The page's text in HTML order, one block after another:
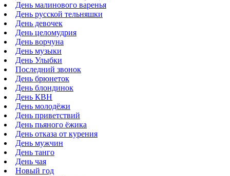
День малинового варенья
День русской тельняшки
День девочек
День целомудрия
День ворчуна
День музыки
День Улыбки
Последний звонок
День брюнеток
День блондинок
День КВН
День молодёжи
День приветствий
День пьяного ёжика
День отказа от курения
День мужчин
День танго
День чая
Новый год